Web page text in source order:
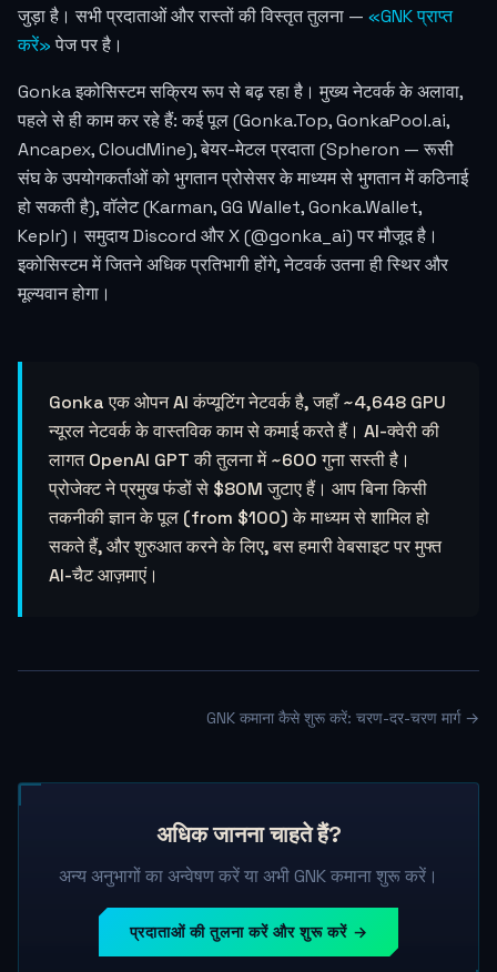
जुड़ा है। सभी प्रदाताओं और रास्तों की विस्तृत तुलना — «GNK प्राप्त
करें»पेज पर है।
Gonka इकोसिस्टम सक्रिय रूप से बढ़ रहा है। मुख्य नेटवर्क के अलावा,
पहले से ही काम कर रहे हैं: कई पूल (Gonka.Top, GonkaPool.ai,
Ancapex, CloudMine), बेयर-मेटल प्रदाता (Spheron — रूसी
संघ के उपयोगकर्ताओं को भुगतान प्रोसेसर के माध्यम से भुगतान में कठिनाई
हो सकती है), वॉलेट (Karman, GG Wallet, Gonka.Wallet,
Keplr)। समुदाय Discord और X (@gonka_ai) पर मौजूद है।
इकोसिस्टम में जितने अधिक प्रतिभागी होंगे, नेटवर्क उतना ही स्थिर और
मूल्यवान होगा।
Gonka एक ओपन AI कंप्यूटिंग नेटवर्क है, जहाँ ~4,648 GPU
न्यूरल नेटवर्क के वास्तविक काम से कमाई करते हैं। AI-क्वेरी की
लागत OpenAI GPT की तुलना में ~600 गुना सस्ती है।
प्रोजेक्ट ने प्रमुख फंडों से $80M जुटाए हैं। आप बिना किसी
तकनीकी ज्ञान के पूल (from $100) के माध्यम से शामिल हो
सकते हैं, और शुरुआत करने के लिए, बस हमारी वेबसाइट पर मुफ्त
AI-चैट आज़माएं।
GNK कमाना कैसे शुरू करें: चरण-दर-चरण मार्ग →
अधिक जानना चाहते हैं?
अन्य अनुभागों का अन्वेषण करें या अभी GNK कमाना शुरू करें।
प्रदाताओं की तुलना करें और शुरू करें →